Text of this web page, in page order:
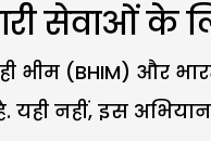
सेवाओं के
भीम (BHIM) और
यही नहीं, इस